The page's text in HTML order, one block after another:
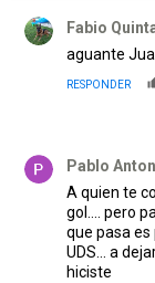
Fabio
aguante
RESPONDER
Pablo
A quien te
gol.... pero
que pasa es
UDS... a
hiciste